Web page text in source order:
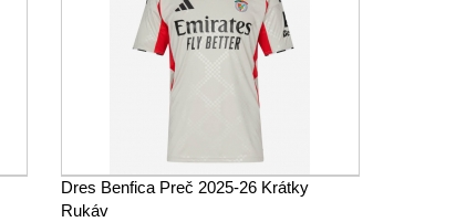
Dres Benfica Preč 2025-26 Krátky
Rukáv